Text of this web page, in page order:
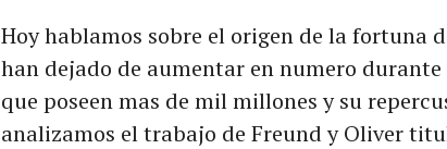
Hoy hablamos sobre el origen de la fortuna
han dejado de aumentar en numero
que poseen mas de mil millones y su
analizamos el trabajo de Freund y Oliver